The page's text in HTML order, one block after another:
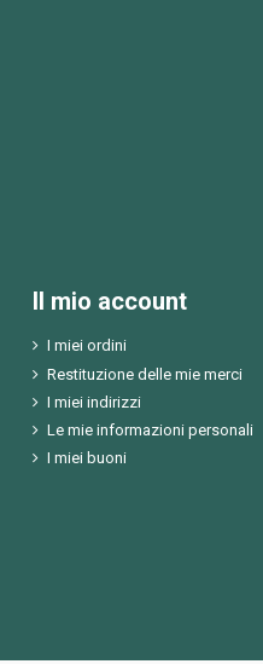
Il mio account
I miei ordini
Restituzione delle mie merci
I miei indirizzi
Le mie informazioni personali
I miei buoni